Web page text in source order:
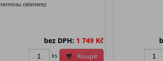
termosu celenerez
bez DPH: 1 749 Kč
Koupit
ks